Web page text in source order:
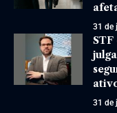
31 de
STF
31 de